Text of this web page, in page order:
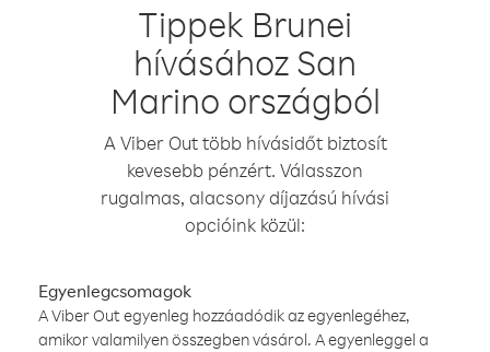
Tippek Brunei
hívásához San
Marino országból
A Viber Out több hívásidőt biztosít
kevesebb pénzért. Válasszon
rugalmas, alacsony díjazású hívási
opcióink közül:
Egyenlegcsomagok
A Viber Out egyenleg hozzáadódik az egyenlegéhez,
amikor valamilyen összegben vásárol. A egyenleggel a